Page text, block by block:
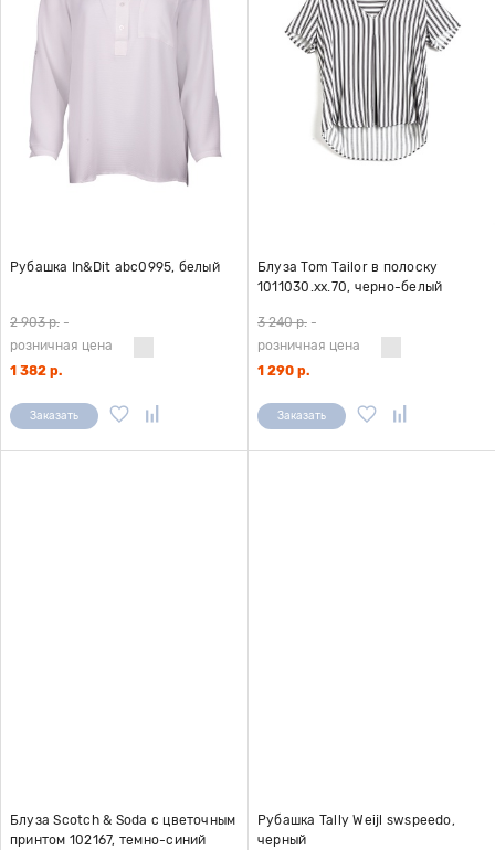
Рубашка In&Dit abc0995, белый
2 903 р. -
розничная цена
1 382 р.
Заказать
Блуза Tom Tailor в полоску
1011030.xx.70, черно-белый
3 240 р. -
розничная цена
1 290 р.
Заказать
Блуза Scotch & Soda с цветочным
принтом 102167, темно-синий
Рубашка Tally Weijl swspeedo,
черный